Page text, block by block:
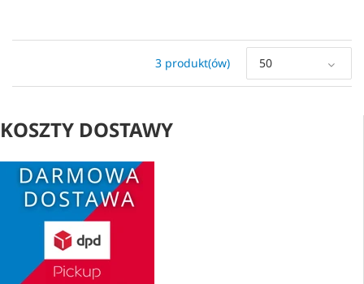
3 produkt(ów) 50
KOSZTY DOSTAWY